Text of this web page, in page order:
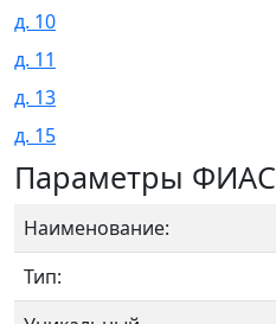
д. 10
д. 11
д. 13
д. 15
Параметры ФИАС
Наименование:
Тип: